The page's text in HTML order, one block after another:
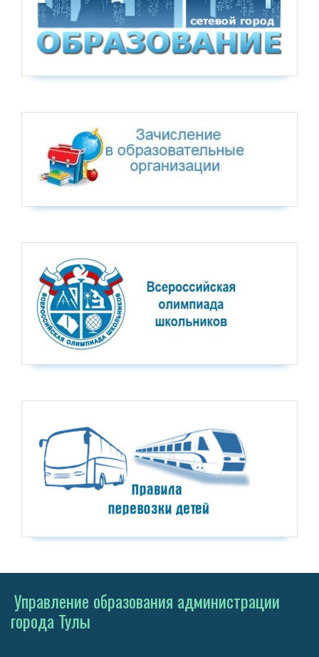
Управление образования администрации
города Тулы